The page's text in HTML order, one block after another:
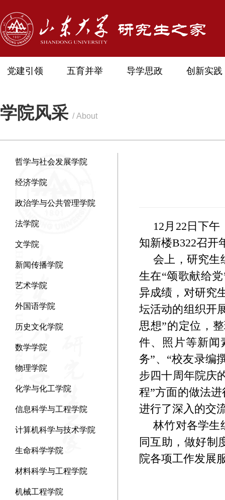
党建引领 五育并举 导学思政 创新实践
学院风采 / About
哲学与社会发展学院
经济学院
政治学与公共管理学院
法学院
文学院
新闻传播学院
艺术学院
外国语学院
历史文化学院
数学学院
物理学院
化学与化工学院
信息科学与工程学院
计算机科学与技术学院
生命科学学院
材料科学与工程学院
机械工程学院
12月 22日下午
知新楼B322召开
会上，研究生
生在“颂歌献给
异成绩，对研究
坛活动的组织开
思想”的定位，
件、照片等新闻
务”、“校友录编
步四十周年院庆
程”方面的做法
进行了深入的交
林竹对各学生
同互助，做好制
院各项工作发展